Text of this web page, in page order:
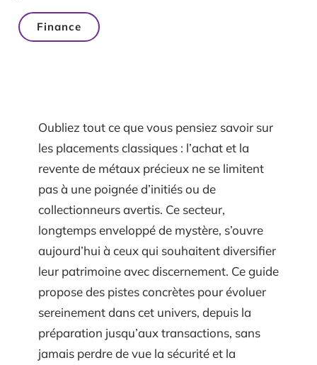
Finance
Oubliez tout ce que vous pensiez savoir sur
les placements classiques : l’achat et la
revente de métaux précieux ne se limitent
pas à une poignée d’initiés ou de
collectionneurs avertis. Ce secteur,
longtemps enveloppé de mystère, s’ouvre
aujourd’hui à ceux qui souhaitent diversifier
leur patrimoine avec discernement. Ce guide
propose des pistes concrètes pour évoluer
sereinement dans cet univers, depuis la
préparation jusqu’aux transactions, sans
jamais perdre de vue la sécurité et la